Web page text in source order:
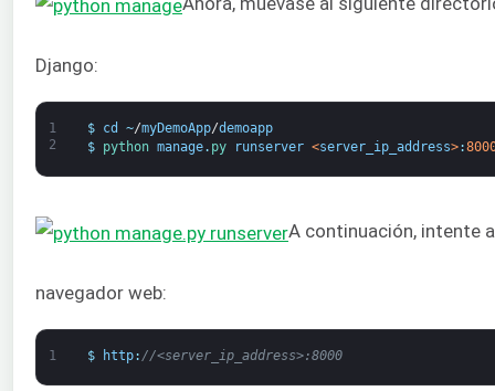
Django:
1
2
$ cd ~/myDemoApp/demoapp
$
python manage. py runserver <server_ip_address>:
A continuación, intente
navegador web:
1 $ http: //<server_ip_address>:8000